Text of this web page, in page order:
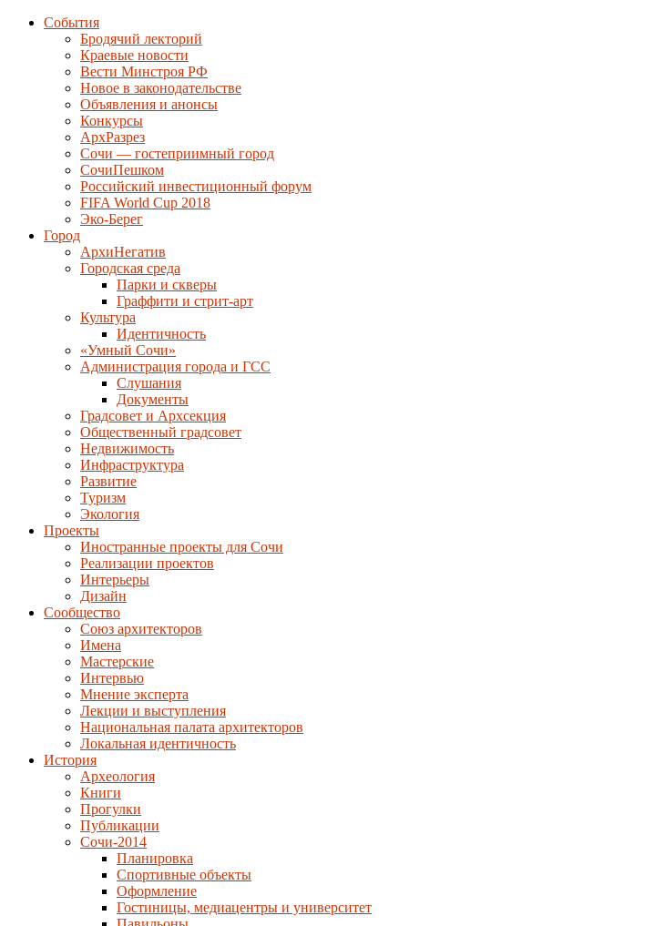
События
Бродячий лекторий
Краевые новости
Вести Минстроя РФ
Новое в законодательстве
Объявления и анонсы
Конкурсы
АрхРазрез
Сочи — гостеприимный город
СочиПешком
Российский инвестиционный форум
FIFA World Cup 2018
Эко-Берег
Город
АрхиНегатив
Городская среда
Парки и скверы
Граффити и стрит-арт
Культура
Идентичность
«Умный Сочи»
Администрация города и ГСС
Слушания
Документы
Градсовет и Архсекция
Общественный градсовет
Недвижимость
Инфраструктура
Развитие
Туризм
Экология
Проекты
Иностранные проекты для Сочи
Реализации проектов
Интерьеры
Дизайн
Сообщество
Союз архитекторов
Имена
Мастерские
Интервью
Мнение эксперта
Лекции и выступления
Национальная палата архитекторов
Локальная идентичность
История
Археология
Книги
Прогулки
Публикации
Сочи-2014
Планировка
Спортивные объекты
Оформление
Гостиницы, медиацентры и университет